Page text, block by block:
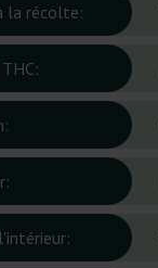
la récolte: